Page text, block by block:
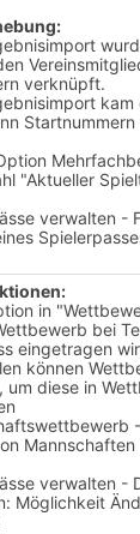
verknüpft.
kam
"Aktueller
verwalten -
in
bei
eingetragen
können
um diese in
verwalten -
Möglichkeit